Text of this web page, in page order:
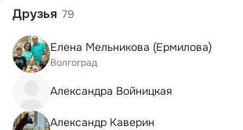
Друзья 79
Елена Мельникова (Ермилова)
Волгоград
Александра Войницкая
Александр Каверин